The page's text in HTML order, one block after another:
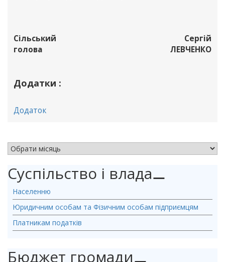
Сільський
голова
Сергій
ЛЕВЧЕНКО
Додатки :
Додаток
Суспільство і влада⚊
Населенню
Юридичним особам та Фізичним особам підприємцям
Платникам податків
Бюджет громади⚊